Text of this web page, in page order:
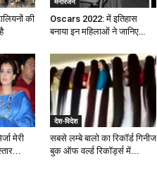
की
Oscars 2022: में इतिहास
बनाया इन महिलाओं ने जानिए…
मेरी
देश-विदेश
सबसे लम्बे बालो का रिकॉर्ड गिनीज
बुक ऑफ वर्ल्ड रिकॉर्ड्स में...